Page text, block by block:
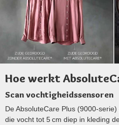
Hoe werkt
Scan vochtigheidssensoren
De AbsoluteCare Plus (9000-
die vocht tot 5 cm diep in kleding